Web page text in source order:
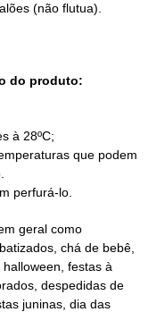
(não flutua).
do produto:
à 28ºC;
que podem
perfurá-lo.
geral como
chá de bebê,
festas à
despedidas de
juninas, dia das